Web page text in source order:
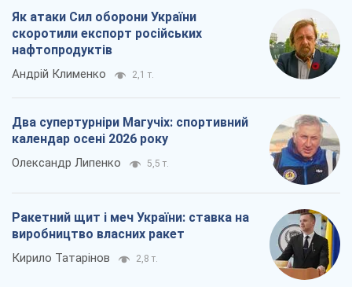
Як атаки Сил оборони України
скоротили експорт російських
нафтопродуктів
Андрій Клименко 2,1 т.
Два супертурніри Магучіх: спортивний
календар осені 2026 року
Олександр Липенко 5,5 т.
Ракетний щит і меч України: ставка на
виробництво власних ракет
Кирило Татарінов 2,8 т.